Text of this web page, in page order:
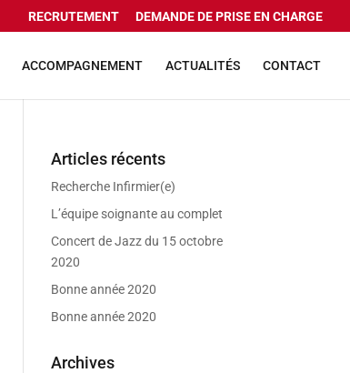
RECRUTEMENT DEMANDE DE PRISE EN CHARGE
ACCOMPAGNEMENT ACTUALITÉS CONTACT
Articles récents
Recherche Infirmier(e)
L’équipe soignante au complet
Concert de Jazz du 15 octobre
2020
Bonne année 2020
Bonne année 2020
Archives